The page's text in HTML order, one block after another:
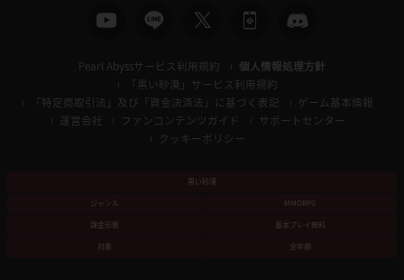
動
し
ま
す
か
?
Pearl Abyssサービス利用規約
個人情報処理方針
「黒い砂漠」サービス利用規約
「特定商取引法」及び「資金決済法」に基づく表記
ゲーム基本情報
運営会社
ファンコンテンツガイド
サポートセンター
クッキーポリシー
黒い砂漠
ジャンル
MMORPG
課金形態
基本プレイ無料
対象
全年齢